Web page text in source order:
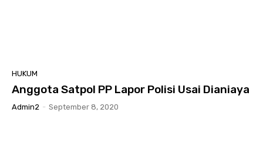
HUKUM
Anggota Satpol PP Lapor Polisi Usai Dianiaya
Admin2 - September 8, 2020